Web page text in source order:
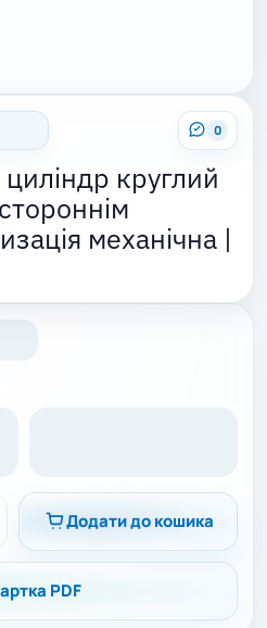
0
круглий
механічна |
Додати до кошика
PDF